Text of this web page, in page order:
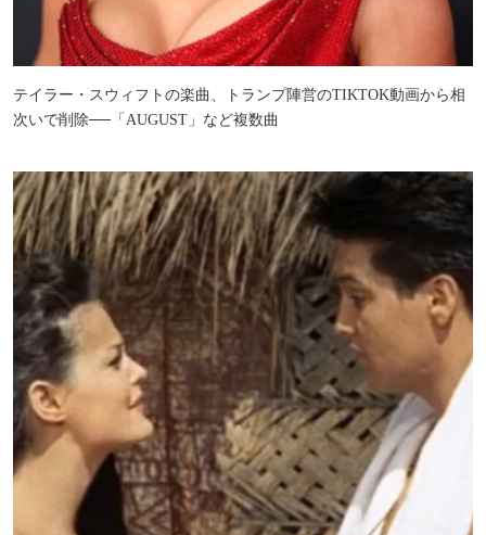
テイラー・スウィフトの楽曲、トランプ陣営のTIKTOK動画から相
次いで削除──「AUGUST」など複数曲